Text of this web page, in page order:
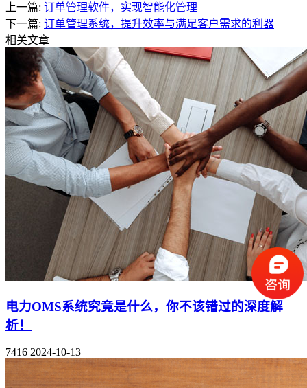
上一篇: 订单管理软件，实现智能化管理
下一篇: 订单管理系统，提升效率与满足客户需求的利器
相关文章
电力OMS系统究竟是什么，你不该错过的深度解
析！
7416 2024-10-13